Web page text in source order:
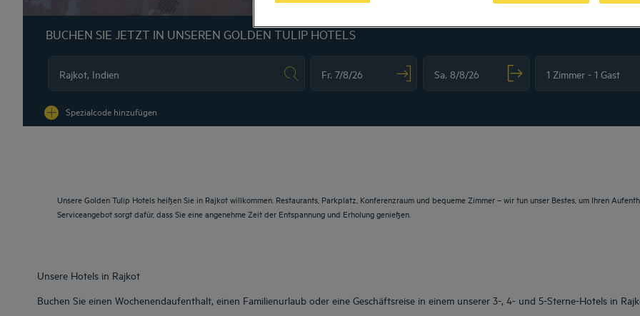
BUCHEN SIE JETZT IN UNSEREN GOLDEN TULIP HOTELS
Spezialcode hinzufügen
Unsere Golden Tulip Hotels heißen Sie in Rajkot willkommen. Restaurants, Parkplatz, Konferenzraum und bequeme Zimmer – wir tun unser Bestes, um Ihren
Serviceangebot sorgt dafür, dass Sie eine angenehme Zeit der Entspannung und Erholung genießen.
Unsere Hotels in Rajkot
Buchen Sie einen Wochenendaufenthalt, einen Familienurlaub oder eine Geschäftsreise in einem unserer 3-, 4- und 5-Sterne-Hotels in